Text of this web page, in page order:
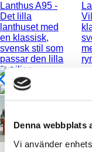
Denna webbplats
Vi använder
Lanthus A95 -
Det lilla
lanthuset med
en klassisk,
svensk stil som
passar den lilla
familjen.